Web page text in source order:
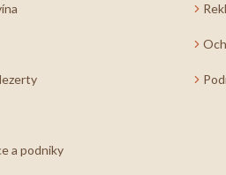
a podniky